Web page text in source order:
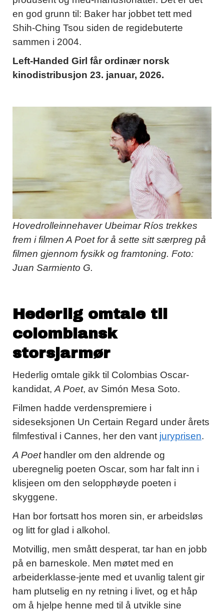
en god grunn til: Baker har jobbet tett med
Shih-Ching Tsou siden de regidebuterte
sammen i 2004.
Left-Handed Girl får ordinær norsk
kinodistribusjon 23. januar, 2026.
Hovedrolleinnehaver Ubeimar Ríos trekkes
frem i filmen A Poet for å sette sitt særpreg på
filmen gjennom fysikk og framtoning. Foto:
Juan Sarmiento G.
Hederlig omtale til
colombiansk
storsjarmør
Hederlig omtale gikk til Colombias Oscar-
kandidat, A Poet, av Simón Mesa Soto.
Filmen hadde verdenspremiere i
sideseksjonen Un Certain Regard under årets
filmfestival i Cannes, her den vant juryprisen.
A Poet handler om den aldrende og
uberegnelig poeten Oscar, som har falt inn i
klisjeen om den selopphøyde poeten i
skyggene.
Han bor fortsatt hos moren sin, er arbeidsløs
og litt for glad i alkohol.
Motvillig, men smått desperat, tar han en jobb
på en barneskole. Men møtet med en
arbeiderklasse-jente med et uvanlig talent gir
ham plutselig en ny retning i livet, og et håp
om å hjelpe henne med til å utvikle sine